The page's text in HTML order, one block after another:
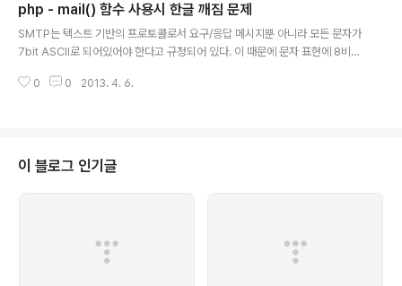
php - mail() 함수 사용시 한글 깨짐 문제
SMTP는 텍스트 기반의 프로토콜로서 요구/응답 메시지뿐 아니라 모든 문자가
7bit ASCII로 되어있어야 한다고 규정되어 있다. 이 때문에 문자 표현에 8비트
임(MIME)이라고 불리는 방식으로 7비트로 변환되어 전달된다.다른글SMTP
능하지만, 호환성을 고려하면 MIME 하는 방식으로, 7 bit에 맞게 하는 것이 바
람직하다. 출처 - http://ko.wikipedia.org/wiki/%..
0 0 2013. 4. 6.
이 블로그 인기글